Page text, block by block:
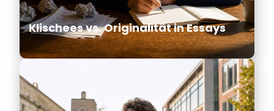
Klischees vs. Originalität in Essays